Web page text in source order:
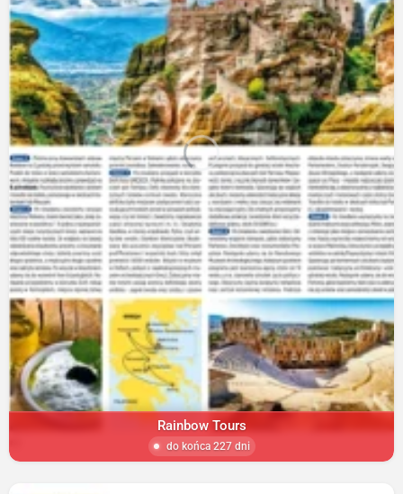
Rainbow Tours
do końca 227 dni